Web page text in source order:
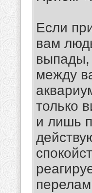
Если
вам
выпады,
между
только
и лишь